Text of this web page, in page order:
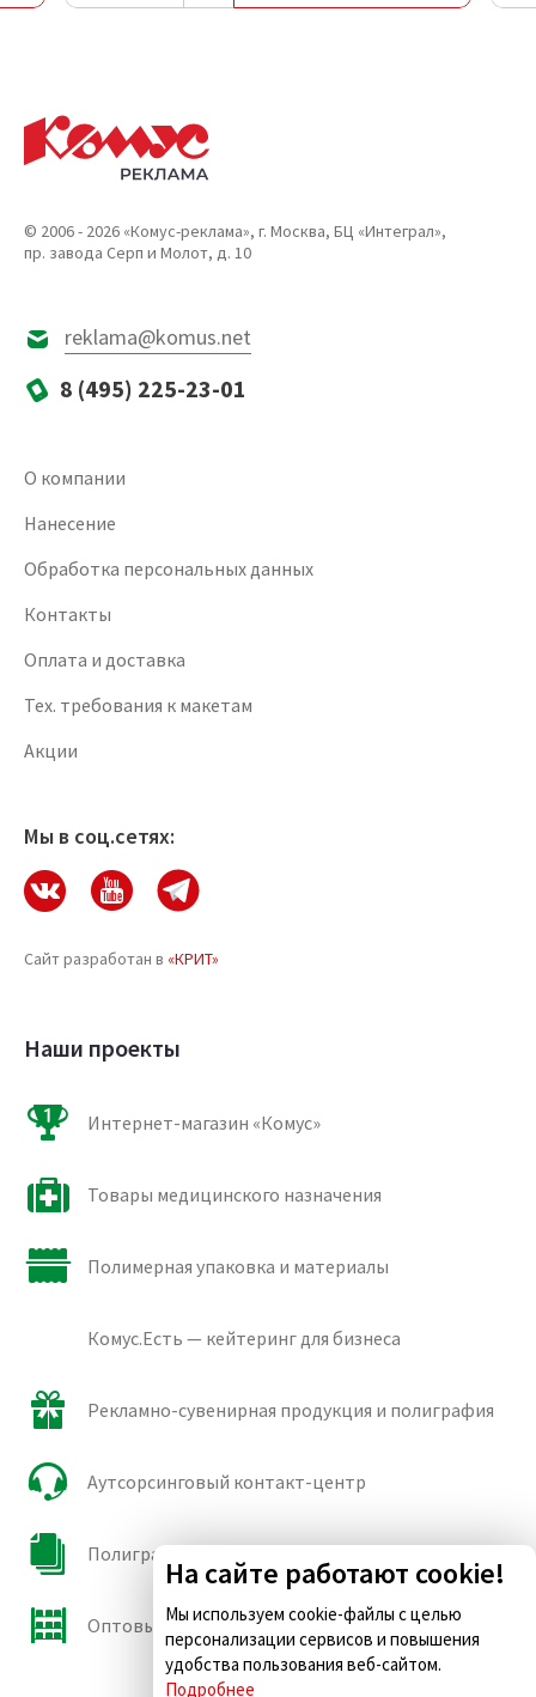
© 2006 - 2026 «Комус-реклама», г. Москва, БЦ «Интеграл»,
пр. завода Серп и Молот, д. 10
reklama@komus.net
8 (495) 225-23-01
О компании
Нанесение
Обработка персональных данных
Контакты
Оплата и доставка
Тех. требования к макетам
Акции
Мы в соц.сетях:
Сайт разработан в «КРИТ»
Наши проекты
Интернет-магазин «Комус»
Товары медицинского назначения
Полимерная упаковка и материалы
Комус.Есть — кейтеринг для бизнеса
Рекламно-сувенирная продукция и полиграфия
Аутсорсинговый контакт-центр
Полиграфические сорта бумаги и картона
Оптовые продажи
На сайте работают cookie!
Мы используем cookie-файлы с целью
персонализации сервисов и повышения
удобства пользования веб-сайтом.
Подробнее